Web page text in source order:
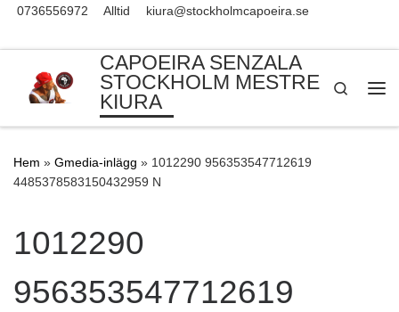
0736556972 Alltid kiura@stockholmcapoeira.se
CAPOEIRA SENZALA
STOCKHOLM MESTRE
KIURA
Search
Hem » Gmedia-inlägg » 1012290 956353547712619
4485378583150432959 N
1012290
956353547712619